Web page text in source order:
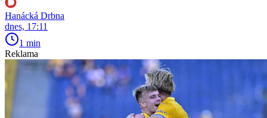
Hanácká Drbna
dnes, 17:11
1 min
Reklama